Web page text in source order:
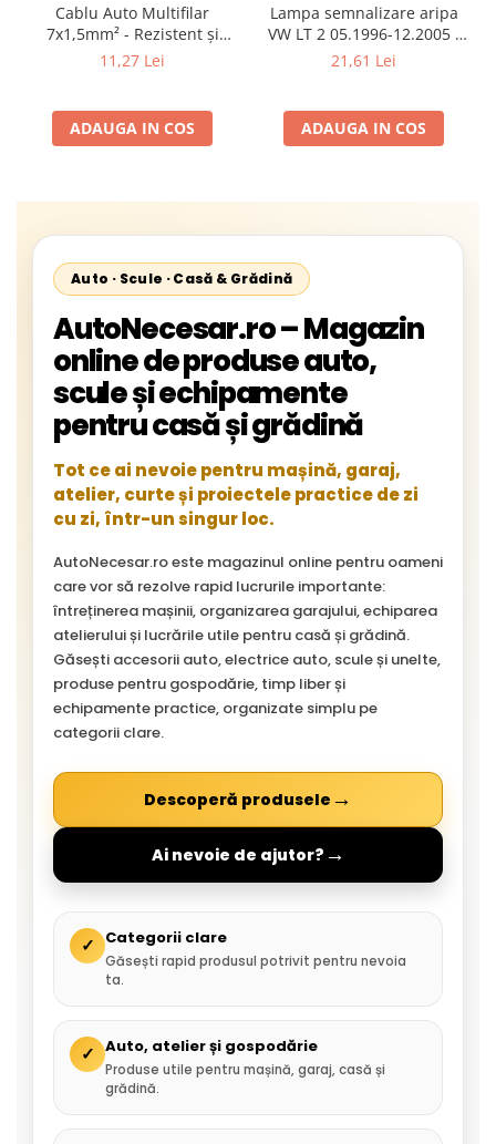
Cablu Auto Multifilar
7x1,5mm² - Rezistent și
Flexibil pentru Remorci 12V-
11,27 Lei
ADAUGA IN COS
Lampa semnalizare aripa
VW LT 2 05.1996-12.2005 ;
Mercedes Sprinter 1995-
Neoplan Euroliner,
Starliner,Centroliner,
21,61 Lei
ADAUGA IN COS
Auto · Scule · Casă & Grădină
AutoNecesar.ro – Magazin
online de produse auto,
scule și echipamente
pentru casă și grădină
Tot ce ai nevoie pentru mașină, garaj,
atelier, curte și proiectele practice de zi
cu zi, într-un singur loc.
AutoNecesar.ro este magazinul online pentru oameni
care vor să rezolve rapid lucrurile importante:
întreținerea mașinii, organizarea garajului, echiparea
atelierului și lucrările utile pentru casă și grădină.
Găsești accesorii auto, electrice auto, scule și unelte,
produse pentru gospodărie, timp liber și
echipamente practice, organizate simplu pe
categorii clare.
Descoperă produsele →
Ai nevoie de ajutor? →
✓ Categorii clare
Găsești rapid produsul potrivit pentru nevoia
ta.
✓ Auto, atelier și gospodărie
Produse utile pentru mașină, garaj, casă și
grădină.